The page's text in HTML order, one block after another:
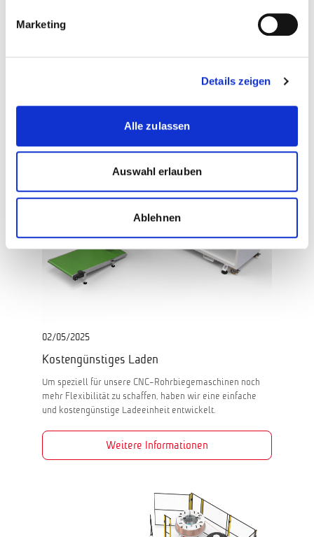
Marketing
Details zeigen
Alle zulassen
Auswahl erlauben
Ablehnen
bekannt, können aber auch zum Biegen von…
Weitere Informationen
02/05/2025
Kostengünstiges Laden
Um speziell für unsere CNC-Rohrbiegemaschinen noch
mehr Flexibilität zu schaffen, haben wir eine einfache
und kostengünstige Ladeeinheit entwickelt.
Weitere Informationen